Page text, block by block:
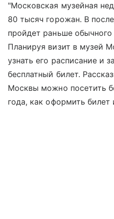
"Московская музейная
80 тысяч горожан. В
пройдет раньше обычного
Планируя визит в музей
узнать его расписание и
бесплатный билет.
Москвы можно посетить
года, как оформить билет